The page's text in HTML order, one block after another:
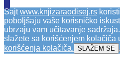
Sajtwww.knjizaraodisej.rs
poboljšaju vaše korisničko
ubrzaju vam učitavanje
slažete sa korišćenjem kolačiča
korišćenja kolačiča. SLAŽEM SE